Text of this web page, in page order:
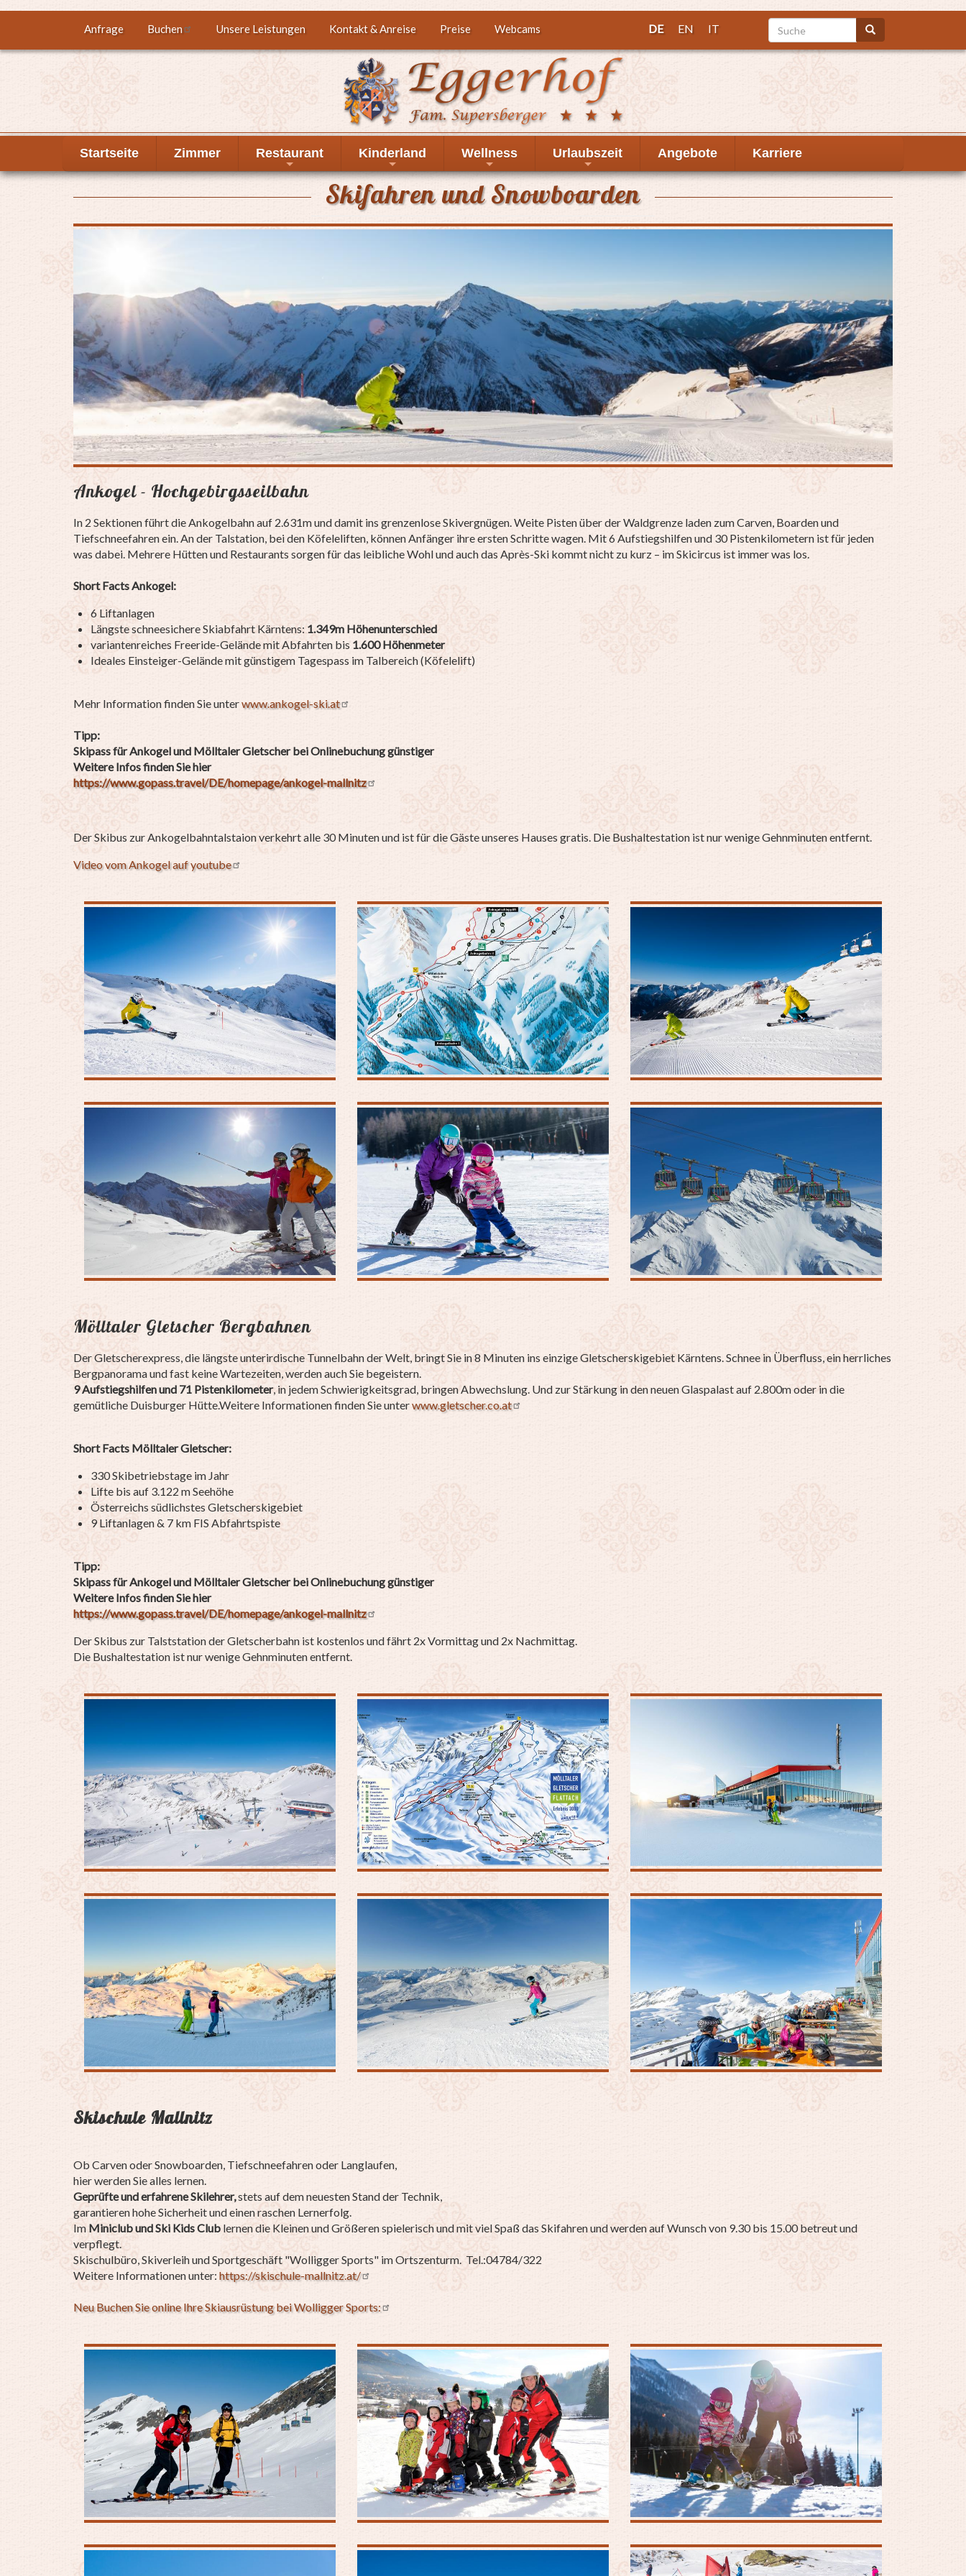
Inhalt
Top
menu
Anfrage Buchen Unsere Leistungen Kontakt & Anreise Preise Webcams DE EN IT Suche Suche
Startseite Zimmer
+
Restaurant
+
Kinderland
+
Wellness
+
Urlaubszeit Angebote Karriere
Skifahren und Snowboarden
Ankogel - Hochgebirgsseilbahn
In 2 Sektionen führt die Ankogelbahn auf 2.631m und damit ins grenzenlose Skivergnügen. Weite Pisten über der Waldgrenze laden zum Carven, Boarden und
Tiefschneefahren ein. An der Talstation, bei den Köfeleliften, können Anfänger ihre ersten Schritte wagen. Mit 6 Aufstiegshilfen und 30 Pistenkilometern ist für jeden
was dabei. Mehrere Hütten und Restaurants sorgen für das leibliche Wohl und auch das Après-Ski kommt nicht zu kurz – im Skicircus ist immer was los.
Short Facts Ankogel:
6 Liftanlagen
Längste schneesichere Skiabfahrt Kärntens: 1.349m Höhenunterschied
variantenreiches Freeride-Gelände mit Abfahrten bis 1.600 Höhenmeter
Ideales Einsteiger-Gelände mit günstigem Tagespass im Talbereich (Köfelelift)
Mehr Information finden Sie unterwww.ankogel-ski.at
Tipp:
Skipass für Ankogel und Mölltaler Gletscher bei Onlinebuchung günstiger
Weitere Infos finden Sie hier
https://www.gopass.travel/DE/homepage/ankogel-mallnitz
Der Skibus zur Ankogelbahntalstaion verkehrt alle 30 Minuten und ist für die Gäste unseres Hauses gratis. Die Bushaltestation ist nur wenige Gehnminuten entfernt.
Video vom Ankogel auf youtube
Mölltaler Gletscher Bergbahnen
Der Gletscherexpress, die längste unterirdische Tunnelbahn der Welt, bringt Sie in 8 Minuten ins einzige Gletscherskigebiet Kärntens. Schnee in Überfluss, ein herrliches
Bergpanorama und fast keine Wartezeiten, werden auch Sie begeistern.
9 Aufstiegshilfen und 71 Pistenkilometer, in jedem Schwierigkeitsgrad, bringen Abwechslung. Und zur Stärkung in den neuen Glaspalast auf 2.800m oder in die
gemütliche Duisburger Hütte.Weitere Informationen finden Sie unterwww.gletscher.co.at
Short Facts Mölltaler Gletscher:
330 Skibetriebstage im Jahr
Lifte bis auf 3.122 m Seehöhe
Österreichs südlichstes Gletscherskigebiet
9 Liftanlagen & 7 km FIS Abfahrtspiste
Tipp:
Skipass für Ankogel und Mölltaler Gletscher bei Onlinebuchung günstiger
Weitere Infos finden Sie hier
https://www.gopass.travel/DE/homepage/ankogel-mallnitz
Der Skibus zur Talststation der Gletscherbahn ist kostenlos und fährt 2x Vormittag und 2x Nachmittag.
Die Bushaltestation ist nur wenige Gehnminuten entfernt.
Skischule Mallnitz
Ob Carven oder Snowboarden, Tiefschneefahren oder Langlaufen,
hier werden Sie alles lernen.
Geprüfte und erfahrene Skilehrer,stets auf dem neuesten Stand der Technik,
garantieren hohe Sicherheit und einen raschen Lernerfolg.
Im Miniclub und Ski Kids Club lernen die Kleinen und Größeren spielerisch und mit viel Spaß das Skifahren und werden auf Wunsch von 9.30 bis 15.00 betreut und
verpflegt.
Skischulbüro, Skiverleih und Sportgeschäft "Wolligger Sports" im Ortszenturm. Tel.:04784/322
Weitere Informationen unter: https://skischule-mallnitz.at/
Neu Buchen Sie online Ihre Skiausrüstung bei Wolligger Sports: